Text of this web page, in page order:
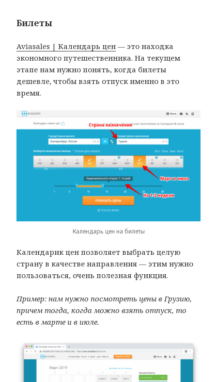
Билеты
Aviasales | Календарь цен — это находка
экономного путешественника. На текущем
этапе нам нужно понять, когда билеты
дешевле, чтобы взять отпуск именно в это
время.
Календарь цен на билеты
Календарик цен позволяет выбрать целую
страну в качестве направления — этим нужно
пользоваться, очень полезная функция.
Пример: нам нужно посмотреть цены в Грузию,
причем тогда, когда можно взять отпуск, то
есть в марте и в июле.